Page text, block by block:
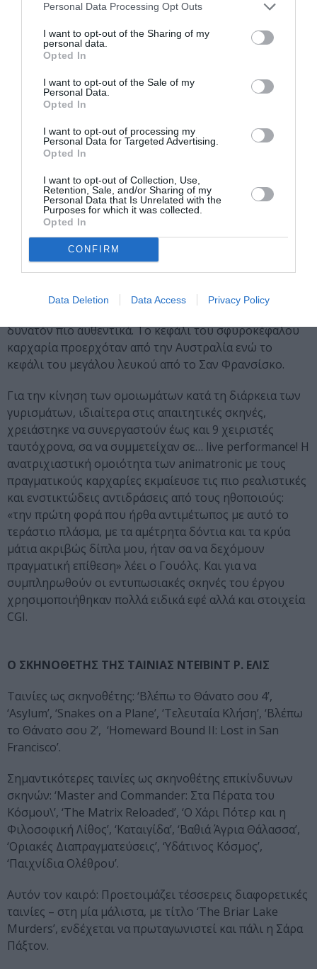
Personal Data Processing Opt Outs
I want to opt-out of the Sharing of my
personal data.
Opted In
I want to opt-out of the Sale of my
Personal Data.
Opted In
I want to opt-out of processing my
Personal Data for Targeted Advertising.
Opted In
I want to opt-out of Collection, Use,
Retention, Sale, and/or Sharing of my
Personal Data that Is Unrelated with the
Purposes for which it was collected.
Opted In
CONFIRM
Data Deletion Data Access Privacy Policy
ηλεκτρονικό υπολογιστή κι έτσι μπορούσαμε να
‘χορογραφήσουμε’ με λεπτομέρεια την κίνηση του
κεφαλιού και των σαγονιών. Κάποια άλλα ήταν πολύ πιο
ελεύθερα και μας επέτρεψαν να ‘παίξουμε’ μαζί τους, σα
να ήταν τηλεκατευθυνόμενα αεροπλανάκια» εξηγεί ο
Γουόλτ Κόντι. «Οι καρχαρίες μας είναι γύρω στα 3 με
3,5 μέτρα και ζυγίζουν περίπου 320 κιλά. Ο μεγάλος
λευκός καρχαρίας είχε προσαρτημένη στο πίσω μέρος
του σώματός του μία μηχανή 250 ίππων που τον έκανε
πραγματικά επιθετικό».
Οι ειδικοί τεχνίτες των ομοιωμάτων συνεργάστηκαν
στενά με εξειδικευμένους βιολόγους για να
αποτυπώσουν με ακρίβεια μικρές λεπτομέρειες όπως
οι πόροι και η υφή του δέρματος των καρχαριών, που
τελικά εξασφαλίζουν αυτήν την τόσο ρεαλιστική
κρανία από πραγματικούς καρχαρίες ώστε να φτιάξει τα
δυνατόν πιο αυθεντικά. Το κεφάλι του σφυροκέφαλου
καρχαρία προερχόταν από την Αυστραλία ενώ το
κεφάλι του μεγάλου λευκού από το Σαν Φρανσίσκο.
Για την κίνηση των ομοιωμάτων κατά τη διάρκεια των
γυρισμάτων, ιδιαίτερα στις απαιτητικές σκηνές,
χρειάστηκε να συνεργαστούν έως και 9 χειριστές
ταυτόχρονα, σα να συμμετείχαν σε… live performance! Η
ανατριχιαστική ομοιότητα των animatronic με τους
πραγματικούς καρχαρίες εκμαίευσε τις πιο ρεαλιστικές
και ενστικτώδεις αντιδράσεις από τους ηθοποιούς:
«την πρώτη φορά που ήρθα αντιμέτωπος με αυτό το
τεράστιο πλάσμα, με τα αμέτρητα δόντια και τα κρύα
μάτια ακριβώς δίπλα μου, ήταν σα να δεχόμουν
πραγματική επίθεση» λέει ο Γουόλς. Και για να
συμπληρωθούν οι εντυπωσιακές σκηνές του έργου
χρησιμοποιήθηκαν πολλά ειδικά εφέ αλλά και στοιχεία
CGI.
Ο ΣΚΗΝΟΘΕΤΗΣ ΤΗΣ ΤΑΙΝΙΑΣ ΝΤΕΪΒΙΝΤ Ρ. ΕΛΙΣ
Ταινίες ως σκηνοθέτης: ‘Βλέπω το Θάνατο σου 4’,
‘Asylum’, ‘Snakes on a Plane’, ‘Τελευταία Κλήση’, ‘Βλέπω
το Θάνατο σου 2’, ‘Homeward Bound II: Lost in San
Francisco’.
Σημαντικότερες ταινίες ως σκηνοθέτης επικίνδυνων
σκηνών: ‘Master and Commander: Στα Πέρατα του
Κόσμου\’, ‘The Matrix Reloaded’, ‘Ο Χάρι Πότερ και η
Φιλοσοφική Λίθος’, ‘Καταιγίδα’, ‘Βαθιά Άγρια Θάλασσα’,
‘Οριακές Διαπραγματεύσεις’, ‘Υδάτινος Κόσμος’,
‘Παιχνίδια Ολέθρου’.
Αυτόν τον καιρό: Προετοιμάζει τέσσερεις διαφορετικές
ταινίες – στη μία μάλιστα, με τίτλο ‘The Briar Lake
Murders’, ενδέχεται να πρωταγωνιστεί και πάλι η Σάρα
Πάξτον.